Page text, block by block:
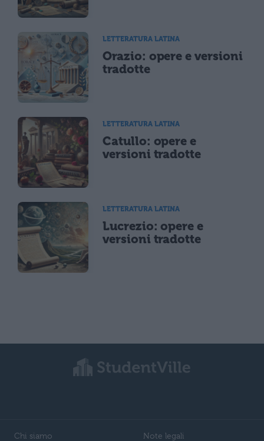
LETTERATURA LATINA
Orazio: opere e versioni
tradotte
LETTERATURA LATINA
Catullo: opere e
versioni tradotte
LETTERATURA LATINA
Lucrezio: opere e
versioni tradotte
Chi siamo Note legali